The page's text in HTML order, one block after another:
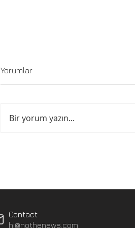
Bir hafıza pratiği
Yorumlar
Bir yorum yazın...
Contact
hi@nothenews.com